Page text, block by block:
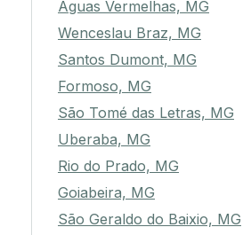
Águas Vermelhas, MG
Wenceslau Braz, MG
Santos Dumont, MG
Formoso, MG
São Tomé das Letras, MG
Uberaba, MG
Rio do Prado, MG
Goiabeira, MG
São Geraldo do Baixio, MG